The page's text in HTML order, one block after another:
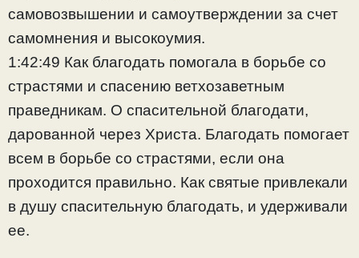
самовозвышении и самоутверждении за счет
самомнения и высокоумия.
1:42:49 Как благодать помогала в борьбе со
страстями и спасению ветхозаветным
праведникам. О спасительной благодати,
дарованной через Христа. Благодать помогает
всем в борьбе со страстями, если она
проходится правильно. Как святые привлекали
в душу спасительную благодать, и удерживали
ее.